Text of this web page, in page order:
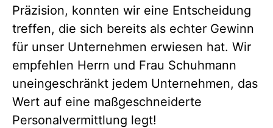
Präzision, konnten wir eine Entscheidung
treffen, die sich bereits als echter Gewinn
für unser Unternehmen erwiesen hat. Wir
empfehlen Herrn und Frau Schuhmann
uneingeschränkt jedem Unternehmen, das
Wert auf eine maßgeschneiderte
Personalvermittlung legt!